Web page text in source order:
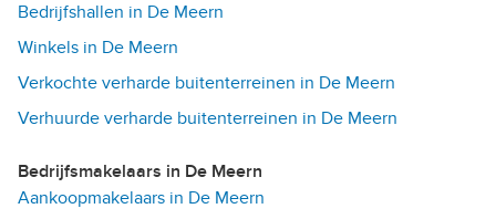
Bedrijfshallen in De Meern
Winkels in De Meern
Verkochte verharde buitenterreinen in De Meern
Verhuurde verharde buitenterreinen in De Meern
Bedrijfsmakelaars in De Meern
Aankoopmakelaars in De Meern